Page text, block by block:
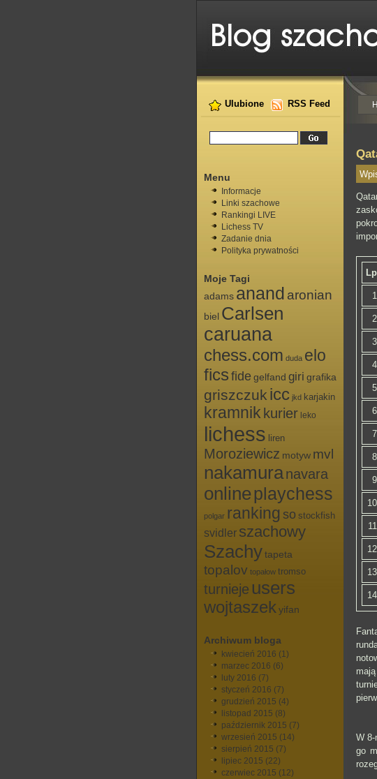
Ulubione RSS Feed
Menu
Informacje
Linki szachowe
Rankingi LIVE
Lichess TV
Zadanie dnia
Polityka prywatności
Moje Tagi
adams anand aronian
biel Carlsen
caruana
chess.com duda elo
fics fide gelfand giri grafika
griszczuk icc jkd karjakin
kramnik kurier leko
lichess liren
Moroziewicz motyw mvl
nakamuranavara
onlineplaychess
polgar ranking so stockfish
svidler szachowy
Szachytapeta
topalov topałow tromso
turnieje users
wojtaszek yifan
Archiwum bloga
kwiecień 2016 (1)
marzec 2016 (6)
luty 2016 (7)
styczeń 2016 (7)
grudzień 2015 (4)
listopad 2015 (8)
październik 2015 (7)
wrzesień 2015 (14)
sierpień 2015 (7)
lipiec 2015 (22)
czerwiec 2015 (12)
Lp
1
2
3
4
5
6
7
8
9
10
11
12
13
14
W
go